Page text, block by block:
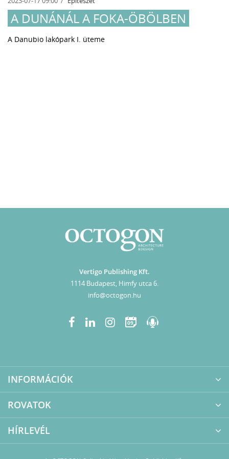
A DUNÁNÁL A FOKA-ÖBÖLBEN
A Danubio lakópark I. üteme
Vertigo Publishing Kft.
1114 Budapest, Himfy utca 6.
info@octogon.hu
09
INFORMÁCIÓK
ROVATOK
HÍRLEVÉL